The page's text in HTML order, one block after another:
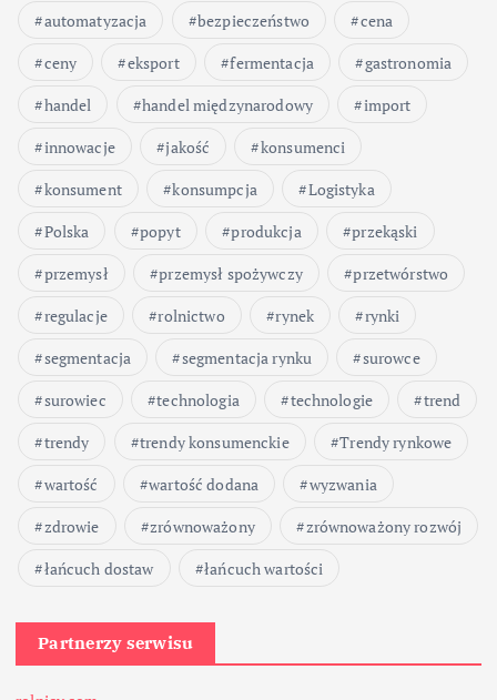
automatyzacja bezpieczeństwo
cena
ceny
eksport fermentacja
gastronomia
handel
handel międzynarodowy
import
innowacje
jakość
konsumenci
konsument
konsumpcja
Logistyka
Polska
popyt produkcja
przekąski
przemysł
przemysł spożywczy
przetwórstwo
regulacje
rolnictwo rynek
rynki
segmentacja
segmentacja rynku
surowce
surowiec
technologia technologie
trend
trendy
trendy konsumenckie
Trendy rynkowe
wartość
wartość dodana
wyzwania
zdrowie
zrównoważony
zrównoważony rozwój
łańcuch dostaw
łańcuch wartości
Partnerzy serwisu